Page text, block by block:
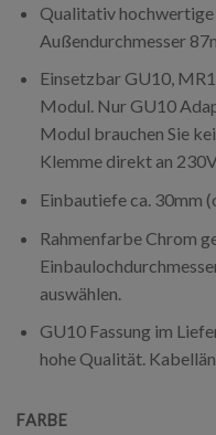
Qualitativ hochwertige
Außendurchmesser
Einsetzbar GU10,
Modul. Nur GU10
Modul brauchen Sie
Klemme direkt an
Einbautiefe ca. 30mm
Rahmenfarbe Chrom
auswählen.
GU10 Fassung im
hohe Qualität.
FARBE